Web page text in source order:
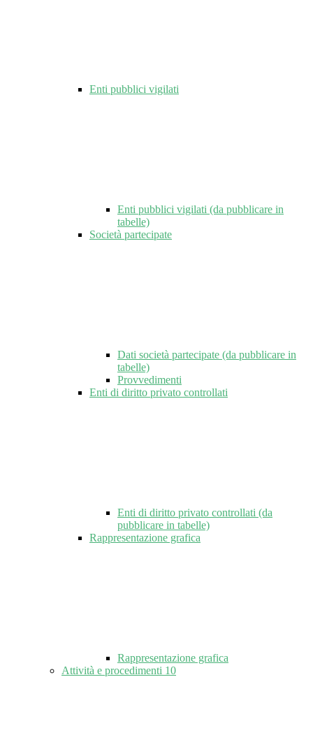
Enti pubblici vigilati
Enti pubblici vigilati (da pubblicare in
tabelle)
Società partecipate
Dati società partecipate (da pubblicare in
tabelle)
Provvedimenti
Enti di diritto privato controllati
Enti di diritto privato controllati (da
pubblicare in tabelle)
Rappresentazione grafica
Rappresentazione grafica
Attività e procedimenti 10